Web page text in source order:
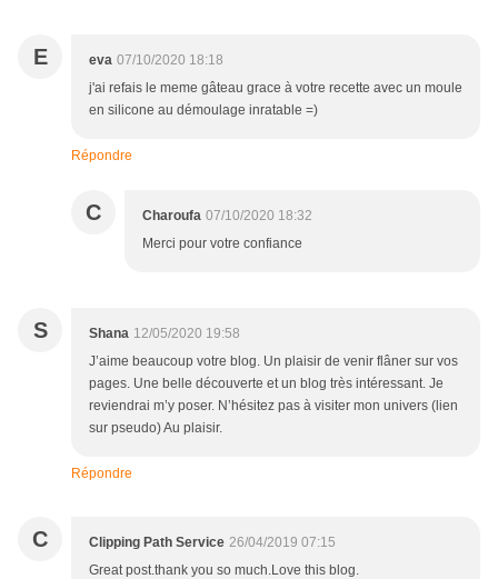
E eva 07/10/2020 18:18
j'ai refais le meme gâteau grace à votre recette avec un moule
en silicone au démoulage inratable =)
Répondre
C Charoufa 07/10/2020 18:32
Merci pour votre confiance
S Shana 12/05/2020 19:58
J’aime beaucoup votre blog. Un plaisir de venir flâner sur vos
pages. Une belle découverte et un blog très intéressant. Je
reviendrai m’y poser. N’hésitez pas à visiter mon univers (lien
sur pseudo) Au plaisir.
Répondre
C Clipping Path Service 26/04/2019 07:15
Great post.thank you so much.Love this blog.